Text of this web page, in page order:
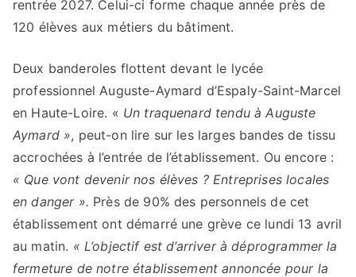
rentrée 2027. Celui-ci forme chaque année près de
120 élèves aux métiers du bâtiment.
Deux banderoles flottent devant le lycée
professionnel Auguste-Aymard d’Espaly-Saint-Marcel
en Haute-Loire. « Un traquenard tendu à Auguste
Aymard », peut-on lire sur les larges bandes de tissu
accrochées à l’entrée de l’établissement. Ou encore :
« Que vont devenir nos élèves ? Entreprises locales
en danger ». Près de 90% des personnels de cet
établissement ont démarré une grève ce lundi 13 avril
au matin. « L’objectif est d’arriver à déprogrammer la
fermeture de notre établissement annoncée pour la